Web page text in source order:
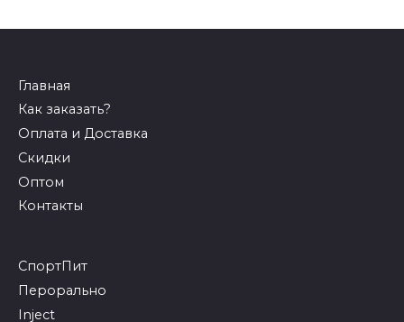
Главная
Как заказать?
Оплата и Доставка
Скидки
Оптом
Контакты
СпортПит
Перорально
Inject